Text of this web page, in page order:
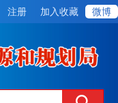
注册 加入收藏 微博